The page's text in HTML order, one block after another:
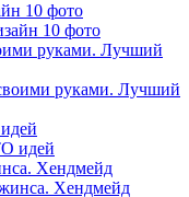
10 фото
руками. Лучший
Хендмейд